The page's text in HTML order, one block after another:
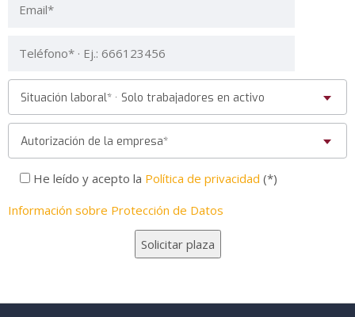
Situación laboral* · Solo trabajadores en activo
Autorización de la empresa*
He leído y acepto la Política de privacidad (*)
Información sobre Protección de Datos